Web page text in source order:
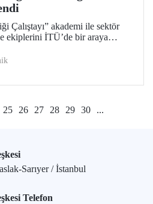
Çalıştayı” akademi ile sektör
ekiplerini İTÜ’de bir araya
çalışmaları ile güvenlik
25 26 27 28 29 30 ...
Sarıyer / İstanbul
Telefon